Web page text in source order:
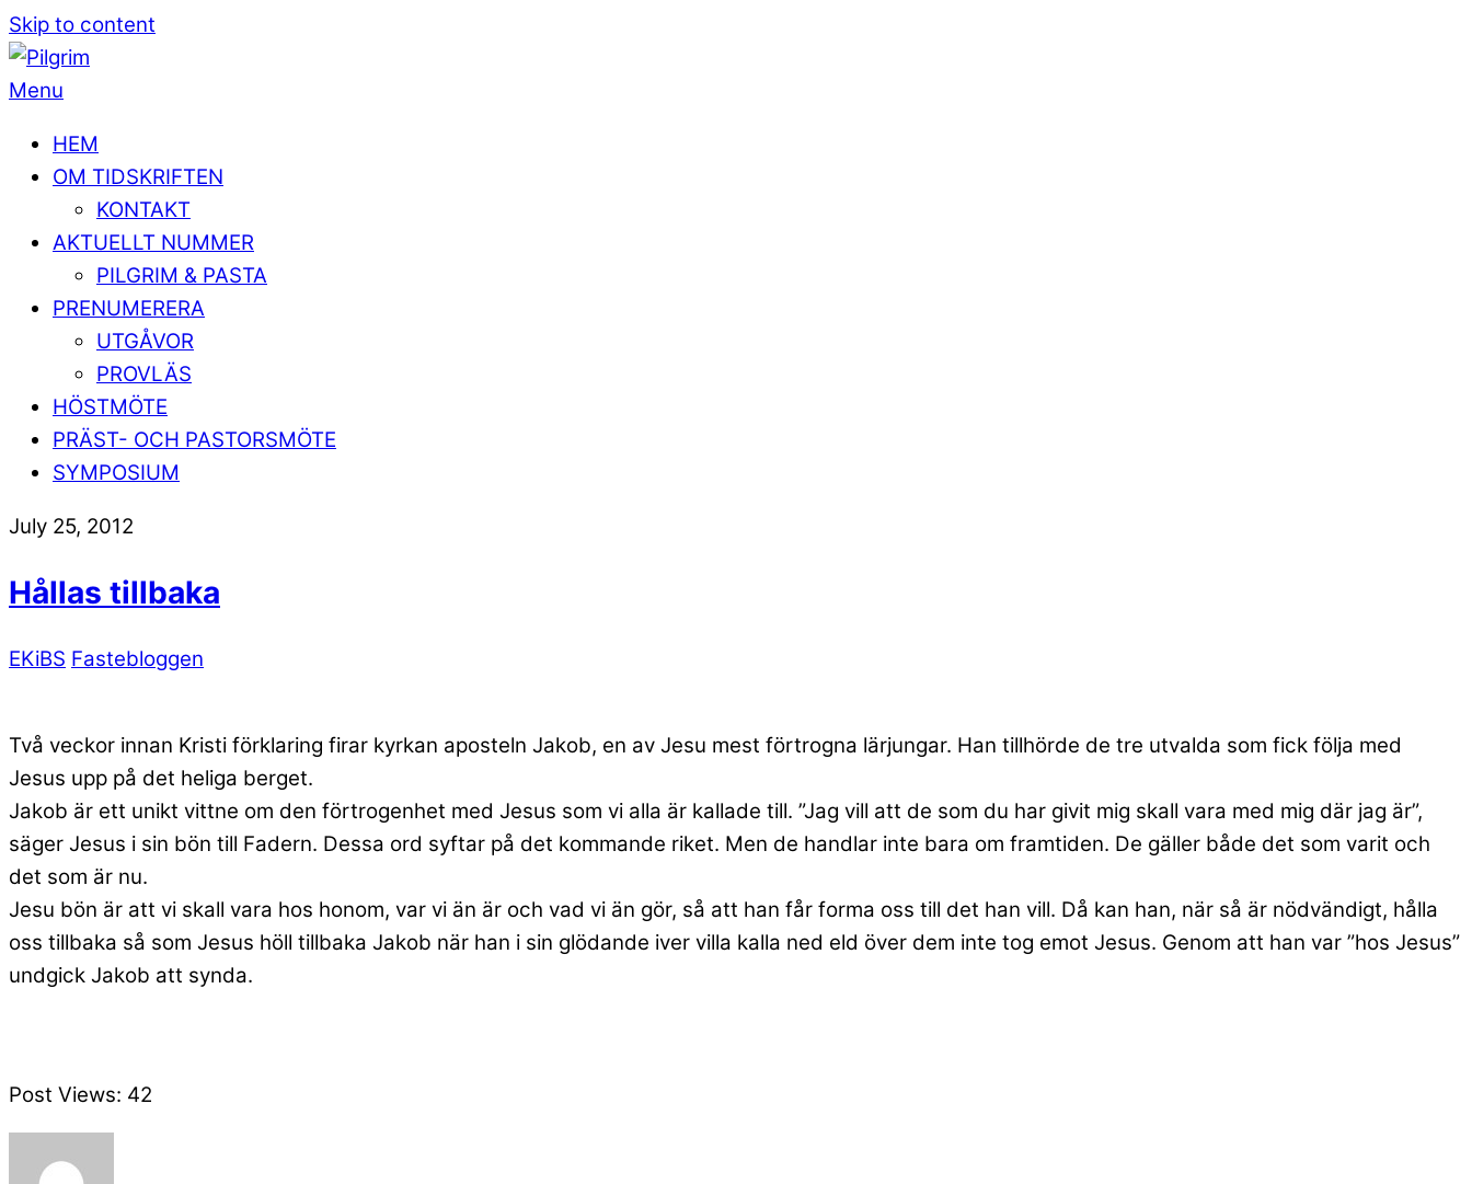
Skip to content
Menu
HEM
OM TIDSKRIFTEN
KONTAKT
AKTUELLT NUMMER
PILGRIM & PASTA
PRENUMERERA
UTGÅVOR
PROVLÄS
HÖSTMÖTE
PRÄST- OCH PASTORSMÖTE
SYMPOSIUM
July 25, 2012
Hållas tillbaka
EKiBS Fastebloggen
Två veckor innan Kristi förklaring firar kyrkan aposteln Jakob, en av Jesu mest förtrogna lärjungar. Han tillhörde de tre utvalda som fick följa med
Jesus upp på det heliga berget.
Jakob är ett unikt vittne om den förtrogenhet med Jesus som vi alla är kallade till. ”Jag vill att de som du har givit mig skall vara med mig där jag är”,
säger Jesus i sin bön till Fadern. Dessa ord syftar på det kommande riket. Men de handlar inte bara om framtiden. De gäller både det som varit och
det som är nu.
Jesu bön är att vi skall vara hos honom, var vi än är och vad vi än gör, så att han får forma oss till det han vill. Då kan han, när så är nödvändigt, hålla
oss tillbaka så som Jesus höll tillbaka Jakob när han i sin glödande iver villa kalla ned eld över dem inte tog emot Jesus. Genom att han var ”hos Jesus”
undgick Jakob att synda.
Post Views: 42